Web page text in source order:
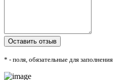
* - поля, обязательные для заполнения